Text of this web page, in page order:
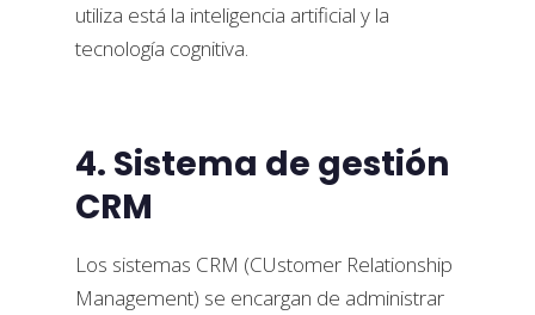
utiliza está la inteligencia artificial y la
tecnología cognitiva.
4. Sistema de gestión
CRM
Los sistemas CRM (CUstomer Relationship
Management) se encargan de administrar